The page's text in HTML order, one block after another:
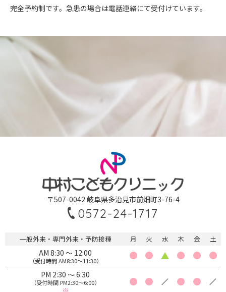
完全予約制です。急患の場合は電話連絡にて受付けています。
〒507-0042 岐阜県多治見市前畑町3-76-4
0572-24-1717
一般外来・専門外来・予防接種 月 火 水 木 金 土
AM 8:30 〜 12:00
（受付時間 AM8:30〜11:30）
PM 2:30 〜 6:30
（受付時間 PM2:30〜6:00）